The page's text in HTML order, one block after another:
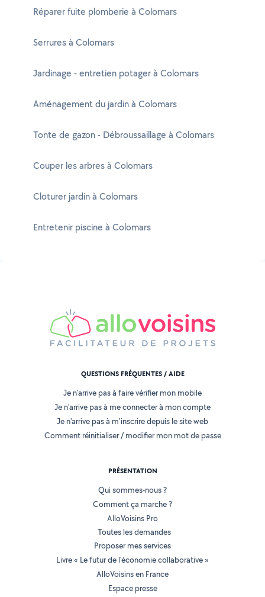
Réparer fuite plomberie à Colomars
Serrures à Colomars
Jardinage - entretien potager à Colomars
Aménagement du jardin à Colomars
Tonte de gazon - Débroussaillage à Colomars
Couper les arbres à Colomars
Cloturer jardin à Colomars
Entretenir piscine à Colomars
QUESTIONS FRÉQUENTES / AIDE
Je n'arrive pas à faire vérifier mon mobile
Je n'arrive pas à me connecter à mon compte
Je n'arrive pas à m'inscrire depuis le site web
Comment réinitialiser / modifier mon mot de passe
PRÉSENTATION
Qui sommes-nous ?
Comment ça marche ?
AlloVoisins Pro
Toutes les demandes
Proposer mes services
Livre « Le futur de l'économie collaborative »
AlloVoisins en France
Espace presse